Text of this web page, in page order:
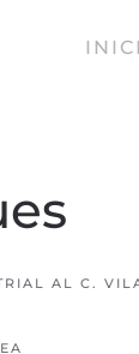
INICI
AL C.